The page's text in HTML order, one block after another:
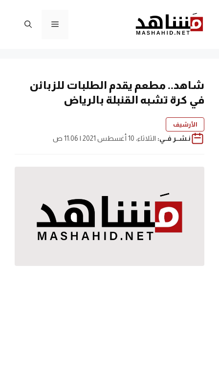
المحتوى
القائمة
شاهد.. مطعم يقدم الطلبات للزبائن
في كرة تشبه القنبلة بالرياض
الأرشيف
نـشــر فــي: الثلاثاء، 10 أغسطس 2021 | 11:06 ص